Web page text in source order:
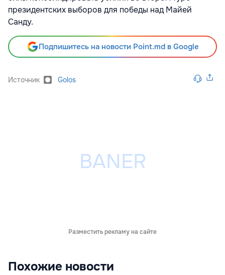
президентских выборов для победы над Майей
Санду.
Подпишитесь на новости Point.md в Google
Источник Golos
Разместить рекламу на сайте
Похожие новости